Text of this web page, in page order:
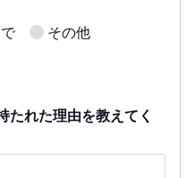
その他
たれた理由を教えてく